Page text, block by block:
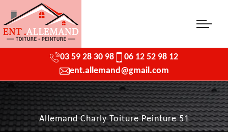
03 59 28 30 98
06 12 52 98 12
ent.allemand@gmail.com
Allemand Charly Toiture Peinture 51